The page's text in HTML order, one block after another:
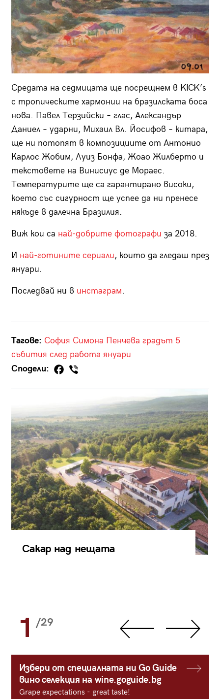
Средата на седмицата ще посрещнем в KICK’s
с тропическите хармонии на бразилската боса
нова. Павел Терзийски – глас, Александър
Даниел – ударни, Михаил Вл. Йосифов – китара,
ще ни потопят в композициите от Антонио
Карлос Жобим, Луиз Бонфа, Жоао Жилберто и
текстовете на Винисиус де Мораес.
Температурите ще са гарантирано високи,
което със сигурност ще успее да ни пренесе
някъде в далечна Бразилия.
Виж кои са най-добрите фотографи за 2018.
И най-готините сериали, които да гледаш през
януари.
Последвай ни в инстаграм.
Тагове: София Симона Пенчева градът 5
събития след работа януари
Сподели:
Сакар над нещата
1 /29
Избери от специалната ни Go Guide
вино селекция на wine.goguide.bg
Grape expectations - great taste!